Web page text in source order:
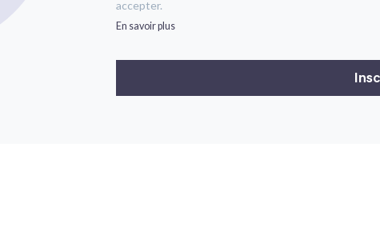
accepter.
En savoir plus